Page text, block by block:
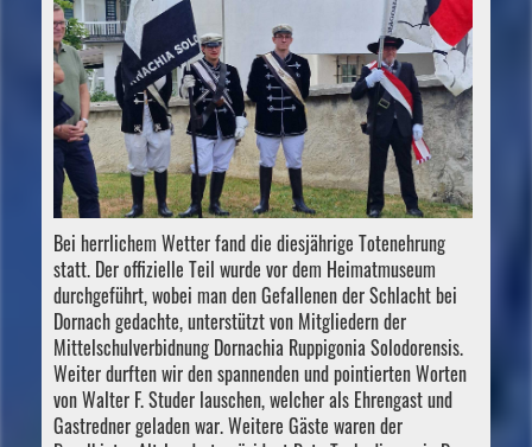
Bei herrlichem Wetter fand die diesjährige Totenehrung
statt. Der offizielle Teil wurde vor dem Heimatmuseum
durchgeführt, wobei man den Gefallenen der Schlacht bei
Dornach gedachte, unterstützt von Mitgliedern der
Mittelschulverbidnung Dornachia Ruppigonia Solodorensis.
Weiter durften wir den spannenden und pointierten Worten
von Walter F. Studer lauschen, welcher als Ehrengast und
Gastredner geladen war. Weitere Gäste waren der